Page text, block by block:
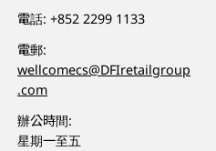
電話:+852 2299 1133
電郵:
wellcomecs@DFIretailgroup
.com
辦公時間:
星期一至五